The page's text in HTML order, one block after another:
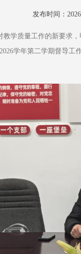
发布时间：
教学质量工作的新要求
学年第二学期督导